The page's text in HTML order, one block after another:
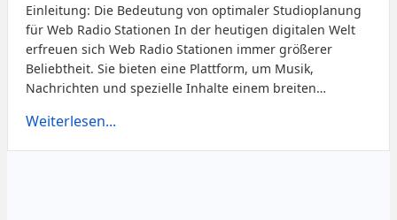
Einleitung: Die Bedeutung von optimaler Studioplanung
für Web Radio Stationen In der heutigen digitalen Welt
erfreuen sich Web Radio Stationen immer größerer
Beliebtheit. Sie bieten eine Plattform, um Musik,
Nachrichten und spezielle Inhalte einem breiten…
Weiterlesen...